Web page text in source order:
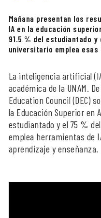
Mañana presentan los
IA en la educación
91.5 % del estudiantado
universitario emplea esas
La inteligencia artificial
académica de la UNAM.
Education Council (DEC)
la Educación Superior en
estudiantado y el 75 %
emplea herramientas de
aprendizaje y enseñanza.